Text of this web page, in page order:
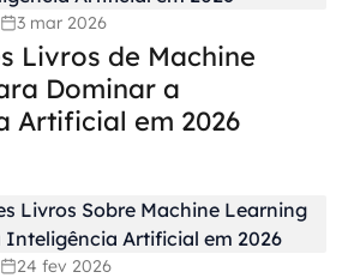
3 mar 2026
Livros de Machine
Dominar a
Artificial em 2026
24 fev 2026